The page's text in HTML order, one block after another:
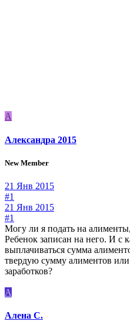
А
Александра 2015
New Member
21 Янв 2015
#1
21 Янв 2015
#1
Могу ли я подать на
Ребенок записан на него. И с
выплачиваться сумма
твердую сумму алиментов или
заработков?
А
Алена С.